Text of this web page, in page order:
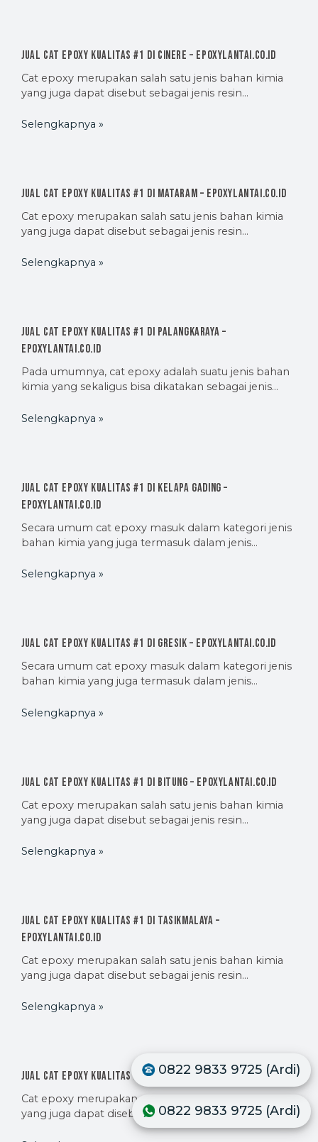
Jual Cat Epoxy Kualitas #1 di Cinere – EpoxyLantai.co.id
Cat epoxy merupakan salah satu jenis bahan kimia
yang juga dapat disebut sebagai jenis resin…
Selengkapnya »
Jual Cat Epoxy Kualitas #1 di Mataram – EpoxyLantai.co.id
Cat epoxy merupakan salah satu jenis bahan kimia
yang juga dapat disebut sebagai jenis resin…
Selengkapnya »
Jual Cat Epoxy Kualitas #1 di Palangkaraya –
EpoxyLantai.co.id
Pada umumnya, cat epoxy adalah suatu jenis bahan
kimia yang sekaligus bisa dikatakan sebagai jenis…
Selengkapnya »
Jual Cat Epoxy Kualitas #1 di Kelapa Gading –
EpoxyLantai.co.id
Secara umum cat epoxy masuk dalam kategori jenis
bahan kimia yang juga termasuk dalam jenis…
Selengkapnya »
Jual Cat Epoxy Kualitas #1 di Gresik – EpoxyLantai.co.id
Secara umum cat epoxy masuk dalam kategori jenis
bahan kimia yang juga termasuk dalam jenis…
Selengkapnya »
Jual Cat Epoxy Kualitas #1 di Bitung – EpoxyLantai.co.id
Cat epoxy merupakan salah satu jenis bahan kimia
yang juga dapat disebut sebagai jenis resin…
Selengkapnya »
Jual Cat Epoxy Kualitas #1 di Tasikmalaya –
EpoxyLantai.co.id
Cat epoxy merupakan salah satu jenis bahan kimia
yang juga dapat disebut sebagai jenis resin…
Selengkapnya »
Jual Cat Epoxy Kualitas #1 di Jepara – EpoxyLantai.co.id
Cat epoxy merupakan salah satu jenis bahan kimia
yang juga dapat disebut sebagai jenis resin…
0822 9833 9725 (Ardi)
0822 9833 9725 (Ardi)